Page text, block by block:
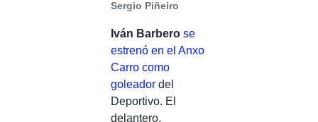
Sergio Piñeiro
Iván Barbero se
estrenó en el Anxo
Carro como
goleador del
Deportivo. El
delantero,